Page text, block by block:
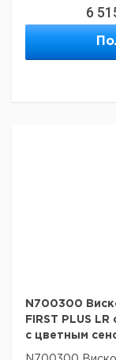
6
N700300
FIRST PLUS
с цветным